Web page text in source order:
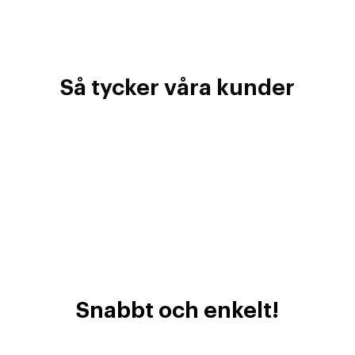
Så tycker våra kunder
Snabbt och enkelt!